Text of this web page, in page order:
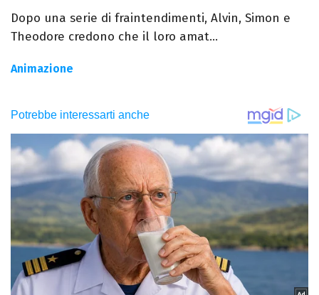
Dopo una serie di fraintendimenti, Alvin, Simon e
Theodore credono che il loro amat...
Animazione